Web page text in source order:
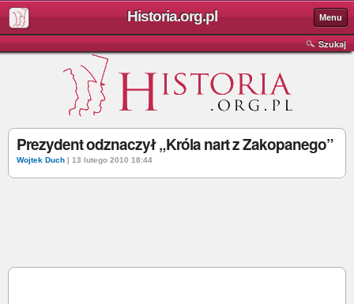
Historia.org.pl Menu
Szukaj
Prezydent odznaczył „Króla nart z Zakopanego”
Wojtek Duch | 13 lutego 2010 18:44